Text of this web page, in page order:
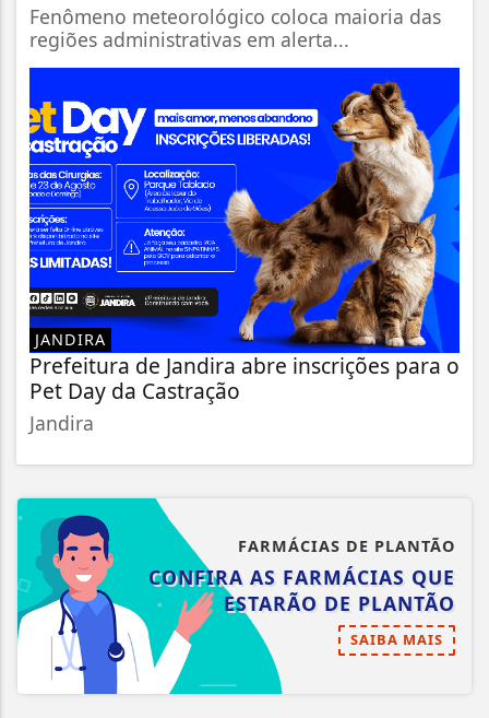
Fenômeno meteorológico coloca maioria das
regiões administrativas em alerta...
JANDIRA
Prefeitura de Jandira abre inscrições para o
Pet Day da Castração
Jandira
FARMÁCIAS DE PLANTÃO
CONFIRA AS FARMÁCIAS QUE
ESTARÃO DE PLANTÃO
SAIBA MAIS